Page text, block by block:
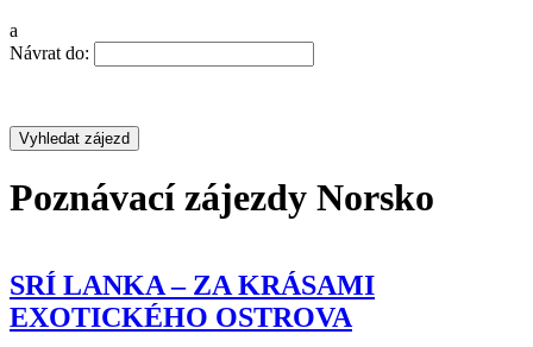
a
Návrat do:
Poznávací zájezdy Norsko
KRÁSAMI EXOTICKÉHO OSTROVA
ČAJOVÉ PLANTÁŽE, NP YALA A JIŽNÍ
MALTA A
GOZO – TO